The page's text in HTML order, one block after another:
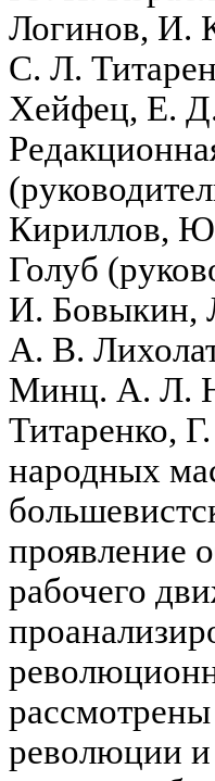
Логинов, И.
С. Л.
Хейфец, Е.
Кириллов,
Голуб
И. Бовыкин,
А. В.
Минц. А. Л.
Титаренко,
народных
проявление
рабочего
революции и